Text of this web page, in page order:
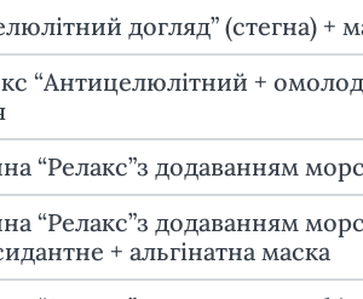
догляд” (стегна) +
“Антицелюлітний +
“Релакс”з додаванням
“Релакс”з додаванням
+ альгінатна маска